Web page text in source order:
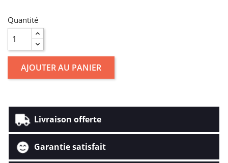
Quantité
AJOUTER AU PANIER
Livraison offerte
Garantie satisfait